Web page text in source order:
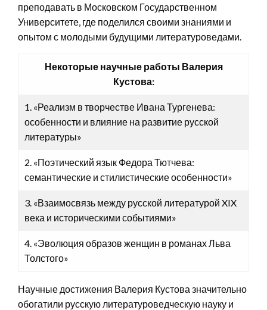
преподавать в Московском Государственном
Университете, где поделился своими знаниями и
опытом с молодыми будущими литературоведами.
Некоторые научные работы Валерия
Кустова:
1. «Реализм в творчестве Ивана Тургенева:
особенности и влияние на развитие русской
литературы»
2. «Поэтический язык Федора Тютчева:
семантические и стилистические особенности»
3. «Взаимосвязь между русской литературой XIX
века и историческими событиями»
4. «Эволюция образов женщин в романах Льва
Толстого»
Научные достижения Валерия Кустова значительно
обогатили русскую литературоведческую науку и